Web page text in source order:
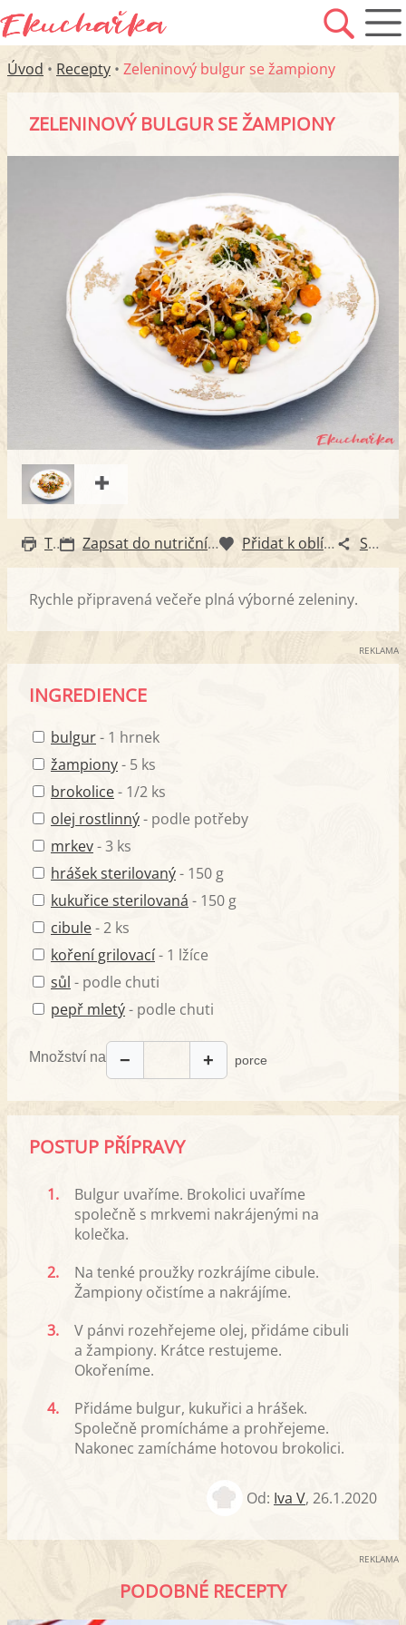
Úvod • Recepty • Zeleninový bulgur se žampiony
ZELENINOVÝ BULGUR SE ŽAMPIONY
Tisk Zapsat do nutričního diáře Přidat k oblíbeným Sdílet
Rychle připravená večeře plná výborné zeleniny.
REKLAMA
INGREDIENCE
bulgur- 1 hrnek
žampiony- 5 ks
brokolice- 1/2 ks
olej rostlinný- podle potřeby
mrkev- 3 ks
hrášek sterilovaný- 150 g
kukuřice sterilovaná - 150 g
cibule- 2 ks
koření grilovací- 1 lžíce
sůl - podle chuti
pepř mletý- podle chuti
Množství na − + porce
POSTUP PŘÍPRAVY
1.
Bulgur uvaříme. Brokolici uvaříme
společně s mrkvemi nakrájenými na
kolečka.
2.
Na tenké proužky rozkrájíme cibule.
Žampiony očistíme a nakrájíme.
3.
V pánvi rozehřejeme olej, přidáme cibuli
a žampiony. Krátce restujeme.
Okořeníme.
4.
Přidáme bulgur, kukuřici a hrášek.
Společně promícháme a prohřejeme.
Nakonec zamícháme hotovou brokolici.
Od: Iva V, 26.1.2020
REKLAMA
PODOBNÉ RECEPTY